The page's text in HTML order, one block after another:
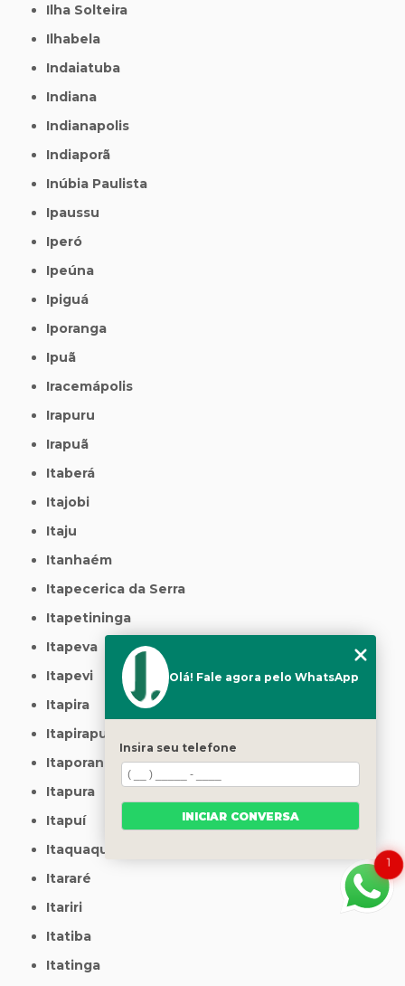
Ilha Solteira
Ilhabela
Indaiatuba
Indiana
Indianapolis
Indiaporã
Inúbia Paulista
Ipaussu
Iperó
Ipeúna
Ipiguá
Iporanga
Ipuã
Iracemápolis
Irapuru
Irapuã
Itaberá
Itajobi
Itaju
Itanhaém
Itapecerica da Serra
Itapetininga
Itapeva
Itapevi
Itapira
Itapirapuã Paulista
Itaporanga
Itapura
Itapuí
Itaquaquecetuba
Itararé
Itariri
Itatiba
Itatinga
1
Olá! Fale agora pelo WhatsApp
Insira seu telefone
INICIAR CONVERSA